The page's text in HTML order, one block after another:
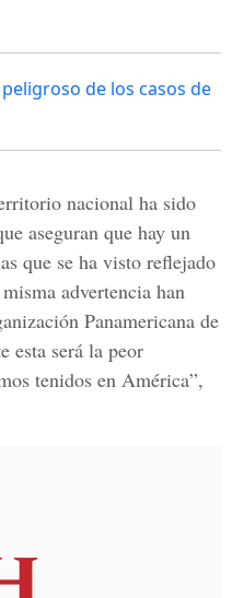
de los casos de
nacional ha sido
aseguran que hay un
que se ha visto reflejado
advertencia han
Panamericana de
esta será la peor
tenidos en América”,